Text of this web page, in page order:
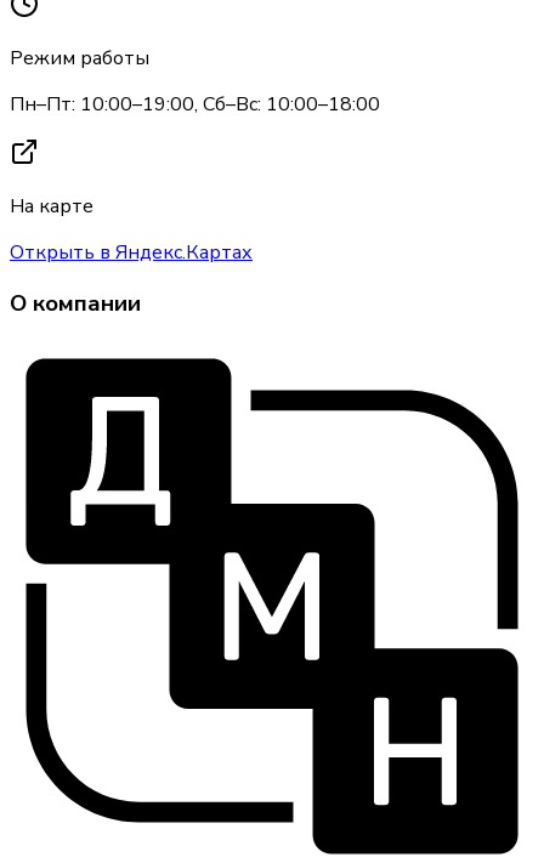
Режим работы
Пн–Пт: 10:00–19:00, Сб–Вс: 10:00–18:00
На карте
Открыть в Яндекс.Картах
О компании